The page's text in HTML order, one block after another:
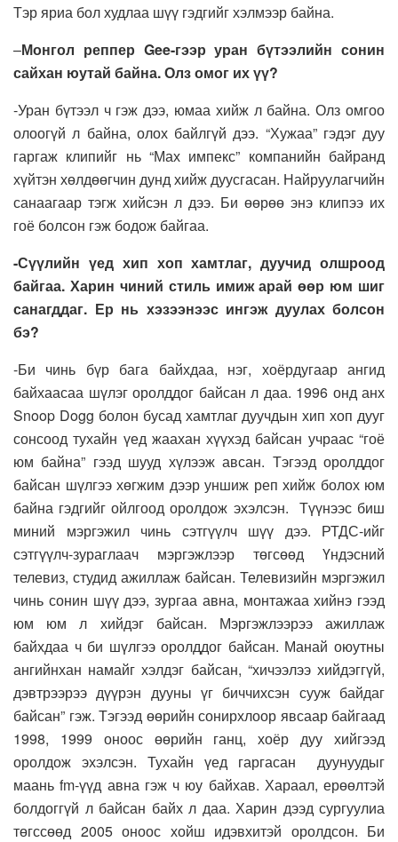
Тэр яриа бол худлаа шүү гэдгийг хэлмээр байна.
–Монгол реппер Gee-гээр уран бүтээлийн сонин
сайхан юутай байна. Олз омог их үү?
-Уран бүтээл ч гэж дээ, юмаа хийж л байна. Олз омгоо
олоогүй л байна, олох байлгүй дээ. “Хужаа” гэдэг дуу
гаргаж клипийг нь “Мах импекс” компанийн байранд
хүйтэн хөлдөөгчин дунд хийж дуусгасан. Найруулагчийн
санаагаар тэгж хийсэн л дээ. Би өөрөө энэ клипээ их
гоё болсон гэж бодож байгаа.
-Сүүлийн үед хип хоп хамтлаг, дуучид олшроод
байгаа. Харин чиний стиль имиж арай өөр юм шиг
санагддаг. Ер нь хэзээнээс ингэж дуулах болсон
бэ?
-Би чинь бүр бага байхдаа, нэг, хоёрдугаар ангид
байхаасаа шүлэг оролддог байсан л даа. 1996 онд анх
Snoop Dogg болон бусад хамтлаг дуучдын хип хоп дууг
сонсоод тухайн үед жаахан хүүхэд байсан учраас “гоё
юм байна” гээд шууд хүлээж авсан. Тэгээд оролддог
байсан шүлгээ хөгжим дээр уншиж реп хийж болох юм
байна гэдгийг ойлгоод оролдож эхэлсэн. Түүнээс биш
миний мэргэжил чинь сэтгүүлч шүү дээ. РТДС-ийг
сэтгүүлч-зураглаач мэргэжлээр төгсөөд Үндэсний
телевиз, студид ажиллаж байсан. Телевизийн мэргэжил
чинь сонин шүү дээ, зургаа авна, монтажаа хийнэ гээд
юм юм л хийдэг байсан. Мэргэжлээрээ ажиллаж
байхдаа ч би шүлгээ оролддог байсан. Манай оюутны
ангийнхан намайг хэлдэг байсан, “хичээлээ хийдэггүй,
дэвтрээрээ дүүрэн дууны үг биччихсэн сууж байдаг
байсан” гэж. Тэгээд өөрийн сонирхлоор явсаар байгаад
1998, 1999 оноос өөрийн ганц, хоёр дуу хийгээд
оролдож эхэлсэн. Тухайн үед гаргасан дуунуудыг
маань fm-үүд авна гэж ч юу байхав. Хараал, ерөөлтэй
болдоггүй л байсан байх л даа. Харин дээд сургуулиа
төгссөөд 2005 оноос хойш идэвхитэй оролдсон. Би